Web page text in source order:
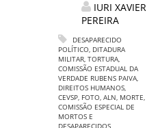
IURI XAVIER
PEREIRA
DESAPARECIDO
POLÍTICO, DITADURA
MILITAR, TORTURA,
COMISSÃO ESTADUAL DA
VERDADE RUBENS PAIVA,
DIREITOS HUMANOS,
CEVSP, FOTO, ALN, MORTE,
COMISSÃO ESPECIAL DE
MORTOS E
DESAPARECIDOS